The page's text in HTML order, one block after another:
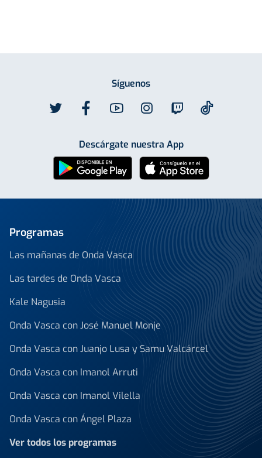
Síguenos
Descárgate nuestra App
Programas
Las mañanas de Onda Vasca
Las tardes de Onda Vasca
Kale Nagusia
Onda Vasca con José Manuel Monje
Onda Vasca con Juanjo Lusa y Samu Valcárcel
Onda Vasca con Imanol Arruti
Onda Vasca con Imanol Vilella
Onda Vasca con Ángel Plaza
Ver todos los programas